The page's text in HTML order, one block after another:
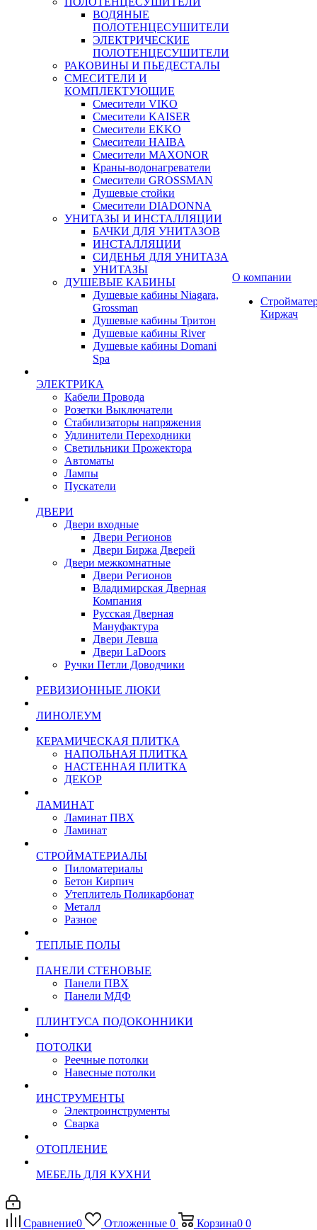
ВОДЯНЫЕ
ПОЛОТЕНЦЕСУШИТЕЛИ
ЭЛЕКТРИЧЕСКИЕ
ПОЛОТЕНЦЕСУШИТЕЛИ
РАКОВИНЫ И ПЬЕДЕСТАЛЫ
СМЕСИТЕЛИ И
КОМПЛЕКТУЮЩИЕ
Смесители VIKO
Смесители KAISER
Смесители EKKO
Смесители HAIBA
Смесители MAXONOR
Краны-водонагреватели
Смесители GROSSMAN
Душевые стойки
Смесители DIADONNA
УНИТАЗЫ И ИНСТАЛЛЯЦИИ
БАЧКИ ДЛЯ УНИТАЗОВ
ИНСТАЛЛЯЦИИ
СИДЕНЬЯ ДЛЯ УНИТАЗА
УНИТАЗЫ
ДУШЕВЫЕ КАБИНЫ
Душевые кабины Niagara,
Grossman
Душевые кабины Тритон
Душевые кабины River
Душевые кабины Domani
Spa
ЭЛЕКТРИКА
Кабели Провода
Розетки Выключатели
Стабилизаторы напряжения
Удлинители Переходники
Светильники Прожектора
Автоматы
Лампы
Пускатели
ДВЕРИ
Двери входные
Двери Регионов
Двери Биржа Дверей
Двери межкомнатные
Двери Регионов
Владимирская Дверная
Компания
Русская Дверная
Мануфактура
Двери Левша
Двери LaDoors
Ручки Петли Доводчики
РЕВИЗИОННЫЕ ЛЮКИ
ЛИНОЛЕУМ
КЕРАМИЧЕСКАЯ ПЛИТКА
НАПОЛЬНАЯ ПЛИТКА
НАСТЕННАЯ ПЛИТКА
ДЕКОР
ЛАМИНАТ
Ламинат ПВХ
Ламинат
СТРОЙМАТЕРИАЛЫ
Пиломатериалы
Бетон Кирпич
Утеплитель Поликарбонат
Металл
Разное
ТЕПЛЫЕ ПОЛЫ
ПАНЕЛИ СТЕНОВЫЕ
Панели ПВХ
Панели МДФ
ПЛИНТУСА ПОДОКОННИКИ
ПОТОЛКИ
Реечные потолки
Навесные потолки
ИНСТРУМЕНТЫ
Электроинструменты
Сварка
ОТОПЛЕНИЕ
МЕБЕЛЬ ДЛЯ КУХНИ
О компании
Киржач
Сравнение0 Отложенные 0 Корзина0 0